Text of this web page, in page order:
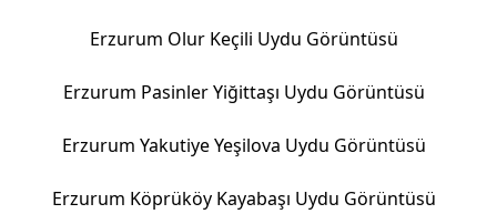
Erzurum Olur Keçili Uydu Görüntüsü
Erzurum Pasinler Yiğittaşı Uydu Görüntüsü
Erzurum Yakutiye Yeşilova Uydu Görüntüsü
Erzurum Köprüköy Kayabaşı Uydu Görüntüsü